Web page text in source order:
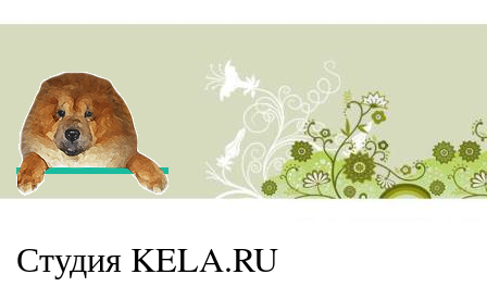
Студия KELA.RU